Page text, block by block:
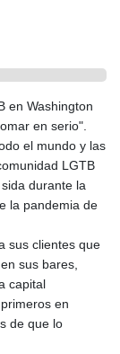
en Washington
en serio".
el mundo y las
LGTB
durante la
la pandemia de
sus clientes que
sus bares,
capital
en
de que lo